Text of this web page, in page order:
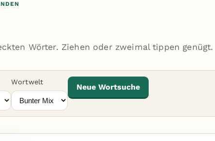
Wörter. Ziehen oder zweimal tippen genügt.
Wortwelt
Neue Wortsuche